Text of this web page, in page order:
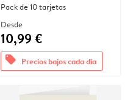
Pack de 10 tarjetas
Desde
10,99 €
offers Precios bajos cada día